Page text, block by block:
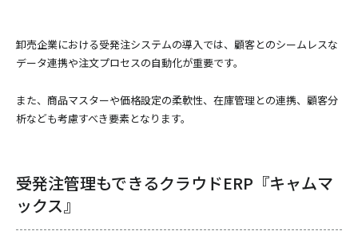
卸売企業における受発注システムの導入では、顧客とのシームレスな
データ連携や注文プロセスの自動化が重要です。
また、商品マスターや価格設定の柔軟性、在庫管理との連携、顧客分
析なども考慮すべき要素となります。
受発注管理もできるクラウドERP『キャムマ
ックス』